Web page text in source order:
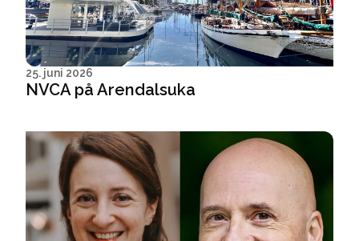
25. juni 2026
NVCA på Arendalsuka